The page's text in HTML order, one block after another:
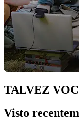
TALVEZ
Visto